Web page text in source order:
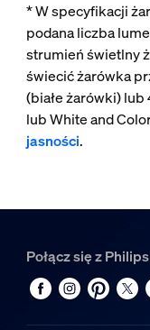
* W specyfikacji
podana liczba
strumień świetlny
świecić żarówka
(białe żarówki)
lub White and
jasności.
Połącz się z